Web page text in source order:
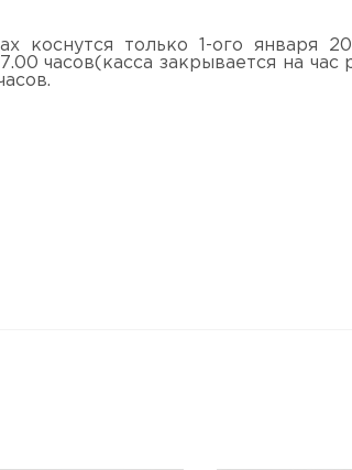
коснутся только 1-ого января
часов(касса закрывается на час